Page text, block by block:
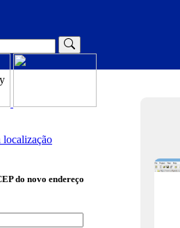
localização
do novo endereço
Ultra Crack +